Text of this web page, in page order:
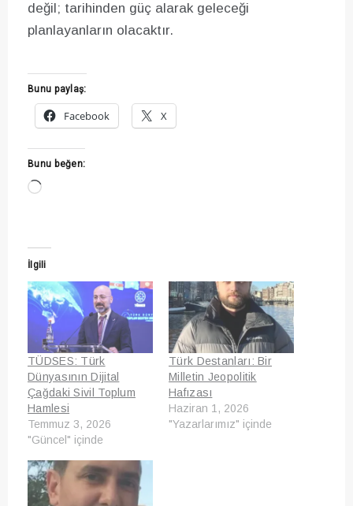
değil; tarihinden güç alarak geleceği
planlayanların olacaktır.
Bunu paylaş:
Facebook
X
Bunu beğen:
Yükleniyor...
İlgili
TÜDSES: Türk
Dünyasının Dijital
Çağdaki Sivil Toplum
Hamlesi
Temmuz 3, 2026
"Güncel" içinde
Türk Destanları: Bir
Milletin Jeopolitik
Hafızası
Haziran 1, 2026
"Yazarlarımız" içinde